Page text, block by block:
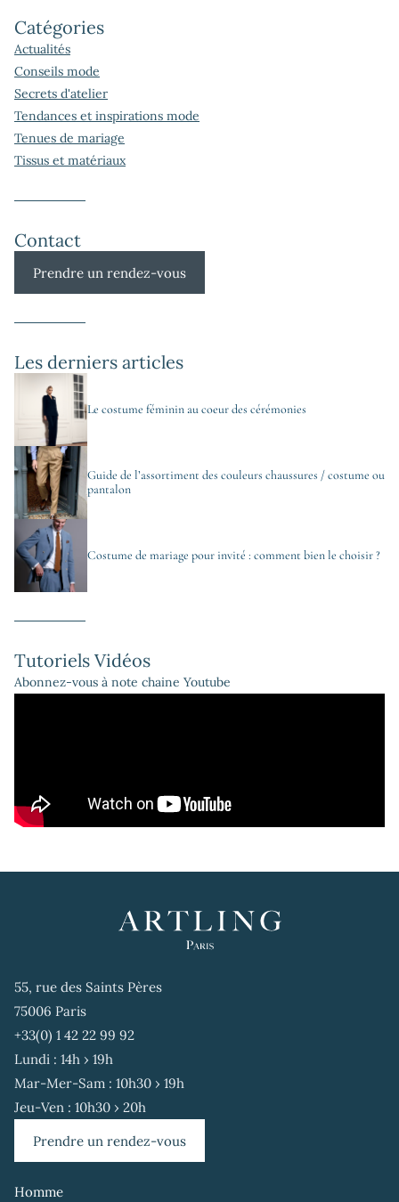
Catégories
Actualités
Conseils mode
Secrets d'atelier
Tendances et inspirations mode
Tenues de mariage
Tissus et matériaux
Contact
Prendre un rendez-vous
Les derniers articles
Le costume féminin au coeur des cérémonies
Guide de l’assortiment des couleurs chaussures / costume ou
pantalon
Costume de mariage pour invité : comment bien le choisir ?
Tutoriels Vidéos
Abonnez-vous à note chaine Youtube
55, rue des Saints Pères
75006 Paris
+33(0) 1 42 22 99 92
Lundi : 14h › 19h
Mar-Mer-Sam : 10h30 › 19h
Jeu-Ven : 10h30 › 20h
Prendre un rendez-vous
Homme